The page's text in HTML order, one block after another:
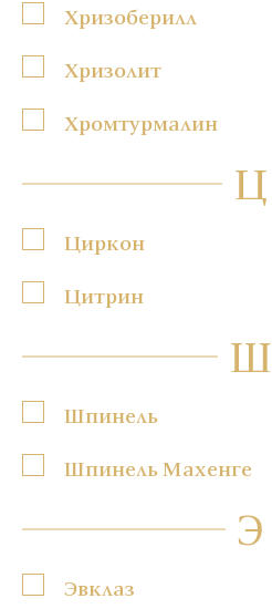
Хризоберилл
Хризолит
Хромтурмалин
Ц
Циркон
Цитрин
Ш
Шпинель
Шпинель Махенге
Э
Эвклаз